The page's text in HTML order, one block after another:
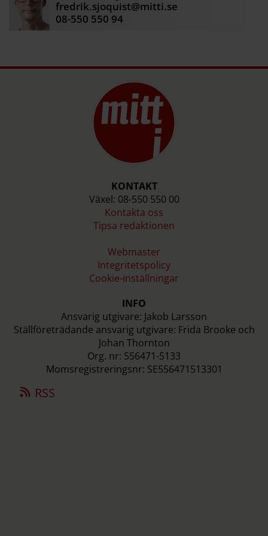
komplikationer eller om man är över 50 år bör
man söka hjälp på vårdcentral.
fredrik.sjoquist@mitti.se
08-550 550 94
KONTAKT
Växel: 08-550 550 00
Kontakta oss
Tipsa redaktionen
Webmaster
Integritetspolicy
Cookie-inställningar
INFO
Ansvarig utgivare: Jakob Larsson
Ställföreträdande ansvarig utgivare: Frida Brooke och
Johan Thornton
Org. nr: 556471-5133
Momsregistreringsnr: SE556471513301
RSS